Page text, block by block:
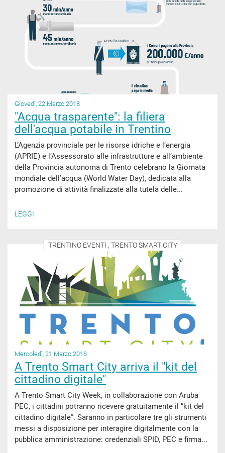
Giovedì, 22 Marzo 2018
"Acqua trasparente": la filiera
dell'acqua potabile in Trentino
L’Agenzia provinciale per le risorse idriche e l’energia
(APRIE) e l’Assessorato alle infrastrutture e all’ambiente
della Provincia autonoma di Trento celebrano la Giornata
mondiale dell’acqua (World Water Day), dedicata alla
promozione di attività finalizzate alla tutela delle...
LEGGI
TRENTINO EVENTI , TRENTO SMART CITY
Mercoledì, 21 Marzo 2018
A Trento Smart City arriva il "kit del
cittadino digitale"
A Trento Smart City Week, in collaborazione con Aruba
PEC, i cittadini potranno ricevere gratuitamente il “kit del
cittadino digitale”. Saranno in particolare tre gli strumenti
messi a disposizione per interagire digitalmente con la
pubblica amministrazione: credenziali SPID, PEC e firma...